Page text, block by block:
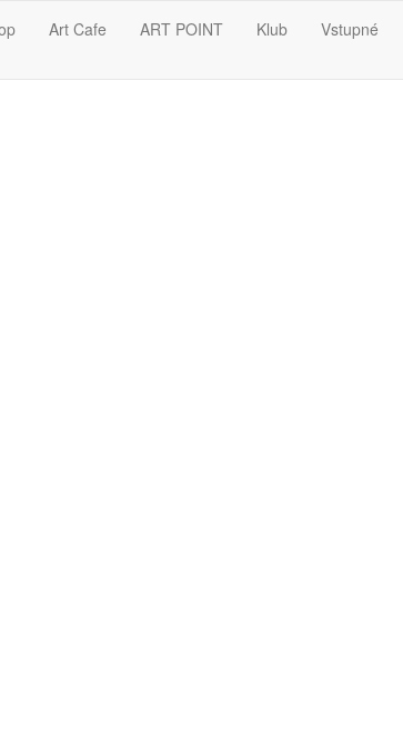
Art Cafe ART POINT Klub Vstupné